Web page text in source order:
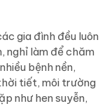
gia đình đều luôn
nghỉ làm để chăm
bệnh nền,
tiết, môi trường
như hen suyễn,